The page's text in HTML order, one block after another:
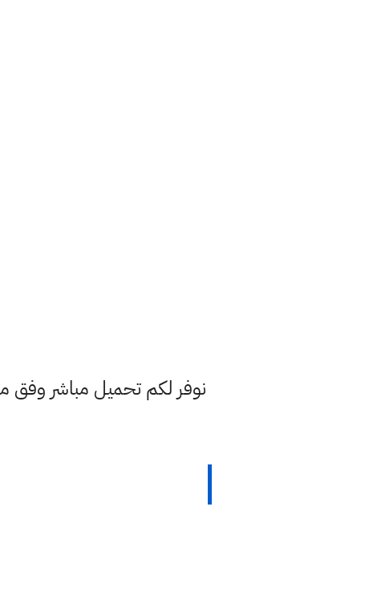
نوفر لكم تحميل مباشر وفق